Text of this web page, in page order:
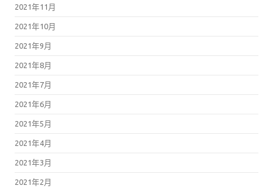
2021年11月
2021年10月
2021年9月
2021年8月
2021年7月
2021年6月
2021年5月
2021年4月
2021年3月
2021年2月